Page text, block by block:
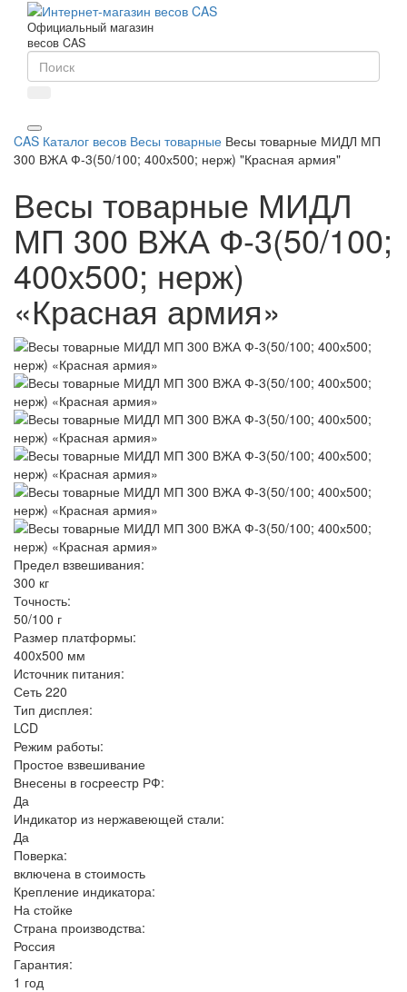
Официальный магазин
весов CAS
CAS Каталог весов Весы товарные Весы товарные МИДЛ МП
300 ВЖА Ф-3(50/100; 400х500; нерж) "Красная армия"
Весы товарные МИДЛ
МП 300 ВЖА Ф-3(50/100;
400х500; нерж)
«Красная армия»
Предел взвешивания:
300 кг
Точность:
50/100 г
Размер платформы:
400x500 мм
Источник питания:
Сеть 220
Тип дисплея:
LCD
Режим работы:
Простое взвешивание
Внесены в госреестр РФ:
Да
Индикатор из нержавеющей стали:
Да
Поверка:
включена в стоимость
Крепление индикатора:
На стойке
Страна производства:
Россия
Гарантия:
1 год